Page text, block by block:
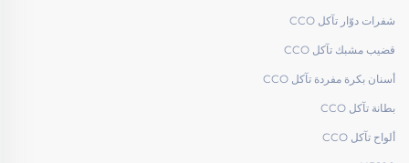
شفرات دوّار تآكل CCO
قضيب مشبك تآكل CCO
أسنان بكرة مفردة تآكل CCO
بطانة تآكل CCO
ألواح تآكل CCO